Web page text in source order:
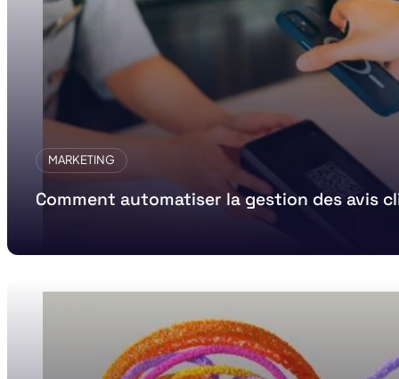
MARKETING
Comment automatiser la gestion des avis